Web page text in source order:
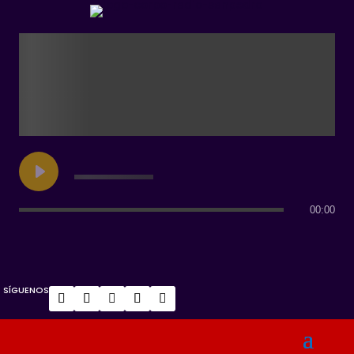
00:00
SÍGUENOS